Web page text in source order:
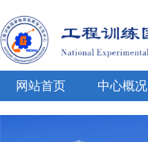
网站首页 中心概况